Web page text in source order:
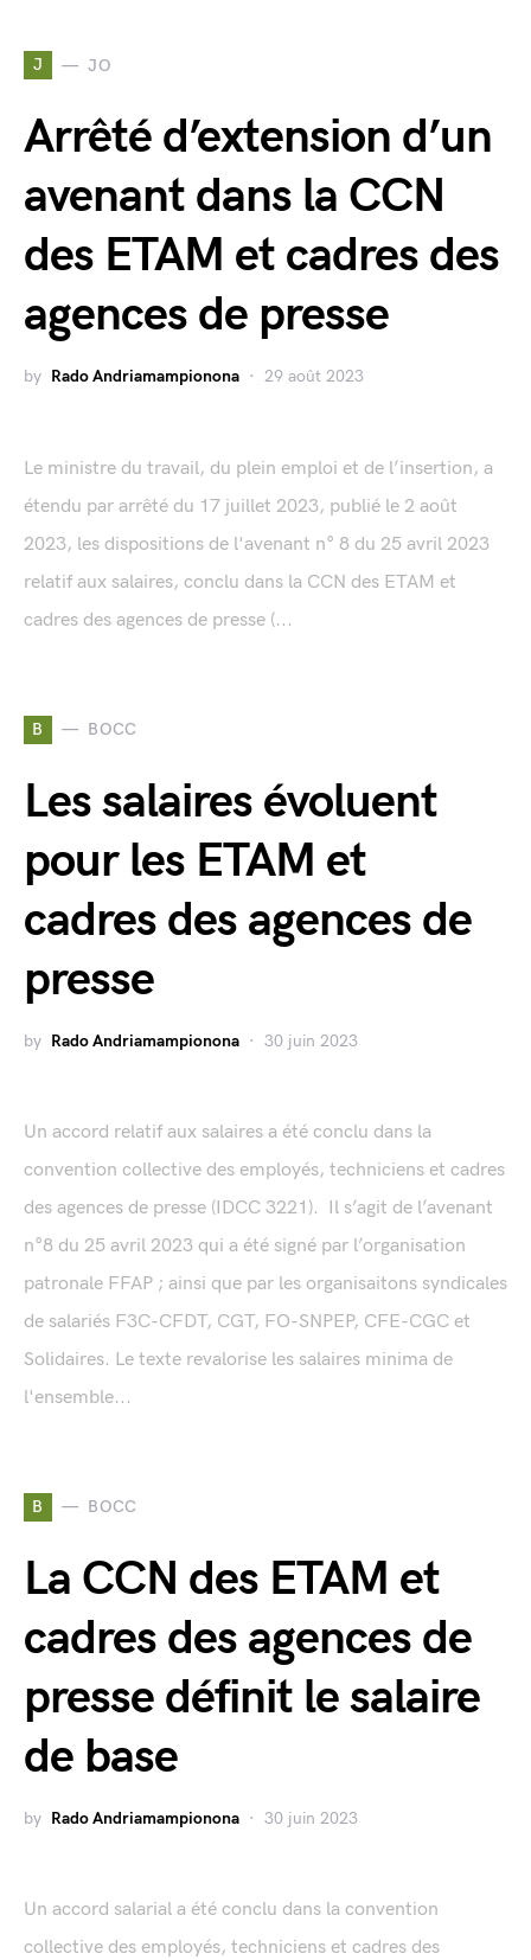
J JO
Arrêté d’extension d’un
avenant dans la CCN
des ETAM et cadres des
agences de presse
by Rado Andriamampionona 29 août 2023
Le ministre du travail, du plein emploi et de l’insertion, a
étendu par arrêté du 17 juillet 2023, publié le 2 août
2023, les dispositions de l'avenant n° 8 du 25 avril 2023
relatif aux salaires, conclu dans la CCN des ETAM et
cadres des agences de presse (...
B BOCC
Les salaires évoluent
pour les ETAM et
cadres des agences de
presse
by Rado Andriamampionona 30 juin 2023
Un accord relatif aux salaires a été conclu dans la
convention collective des employés, techniciens et cadres
des agences de presse (IDCC 3221). Il s’agit de l’avenant
n°8 du 25 avril 2023 qui a été signé par l’organisation
patronale FFAP ; ainsi que par les organisaitons syndicales
de salariés F3C-CFDT, CGT, FO-SNPEP, CFE-CGC et
Solidaires. Le texte revalorise les salaires minima de
l'ensemble...
B BOCC
La CCN des ETAM et
cadres des agences de
presse définit le salaire
de base
by Rado Andriamampionona 30 juin 2023
Un accord salarial a été conclu dans la convention
collective des employés, techniciens et cadres des